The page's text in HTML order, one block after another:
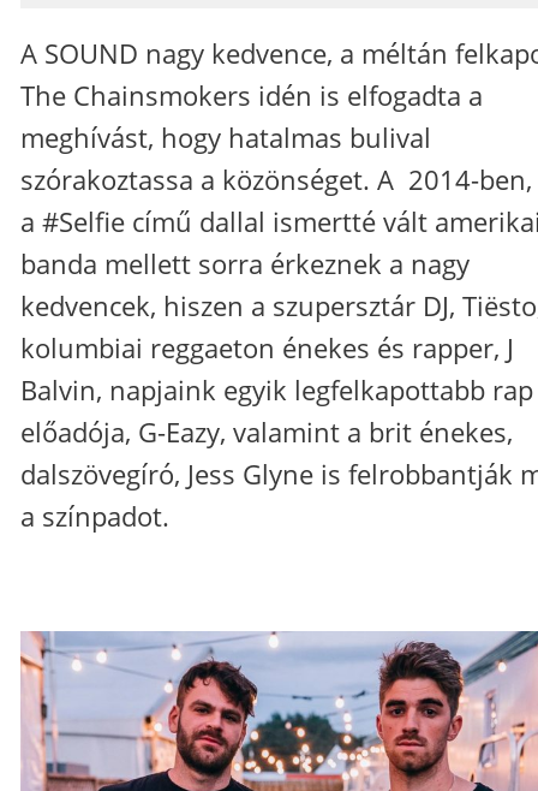
A SOUND nagy kedvence, a méltán
The Chainsmokers idén is elfogadta a
meghívást, hogy hatalmas bulival
szórakoztassa a közönséget. A 2014-ben,
a #Selfie című dallal ismertté vált
banda mellett sorra érkeznek a nagy
kedvencek, hiszen a szupersztár DJ,
kolumbiai reggaeton énekes és rapper, J
Balvin, napjaink egyik legfelkapottabb rap
előadója, G-Eazy, valamint a brit énekes,
dalszövegíró, Jess Glyne is felrobbantják
a színpadot.